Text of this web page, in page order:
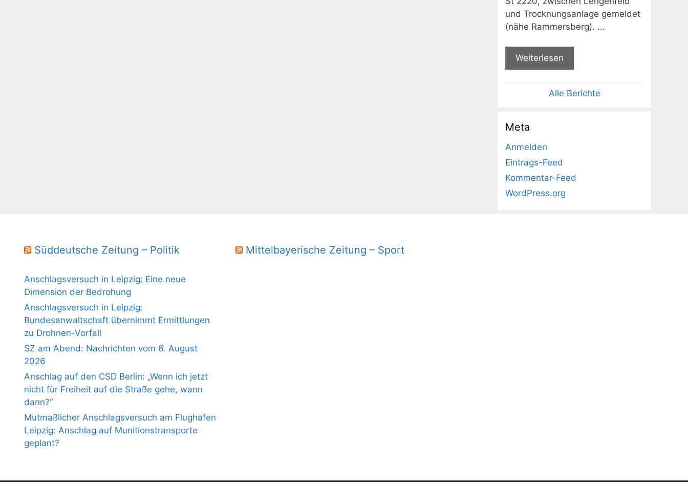
und Trocknungsanlage gemeldet
(nähe Rammersberg). ...
Weiterlesen
Alle Berichte
Meta
Anmelden
Eintrags-Feed
Kommentar-Feed
WordPress.org
Süddeutsche Zeitung – Politik
Anschlagsversuch in Leipzig: Eine neue
Dimension der Bedrohung
Anschlagsversuch in Leipzig:
Bundesanwaltschaft übernimmt Ermittlungen
zu Drohnen-Vorfall
SZ am Abend: Nachrichten vom 6. August
2026
Anschlag auf den CSD Berlin: „Wenn ich jetzt
nicht für Freiheit auf die Straße gehe, wann
dann?“
Mutmaßlicher Anschlagsversuch am Flughafen
Leipzig: Anschlag auf Munitionstransporte
geplant?
Mittelbayerische Zeitung – Sport